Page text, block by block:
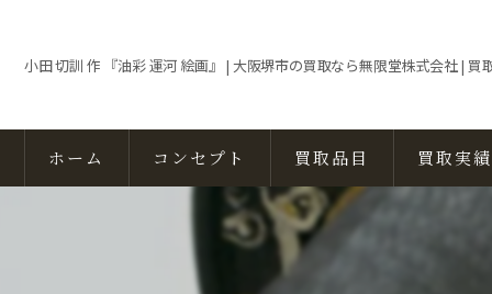
小田 切訓 作 『油彩 運河 絵画』 | 大阪堺市の買取なら無限堂株式会社 | 買
ホーム コンセプト 買取品目 買取実績